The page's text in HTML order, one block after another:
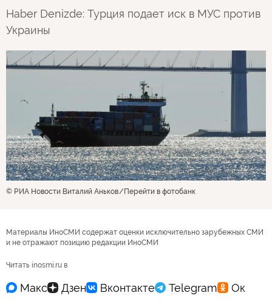
Haber Denizde: Турция подает иск в МУС против
Украины
© РИА Новости Виталий Аньков Перейти в фотобанк
Материалы ИноСМИ содержат оценки исключительно зарубежных СМИ
и не отражают позицию редакции ИноСМИ
Читать inosmi.ru в